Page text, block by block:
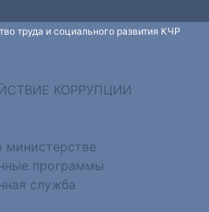
труда и социального развития КЧР
КОРРУПЦИИ
программы
служба